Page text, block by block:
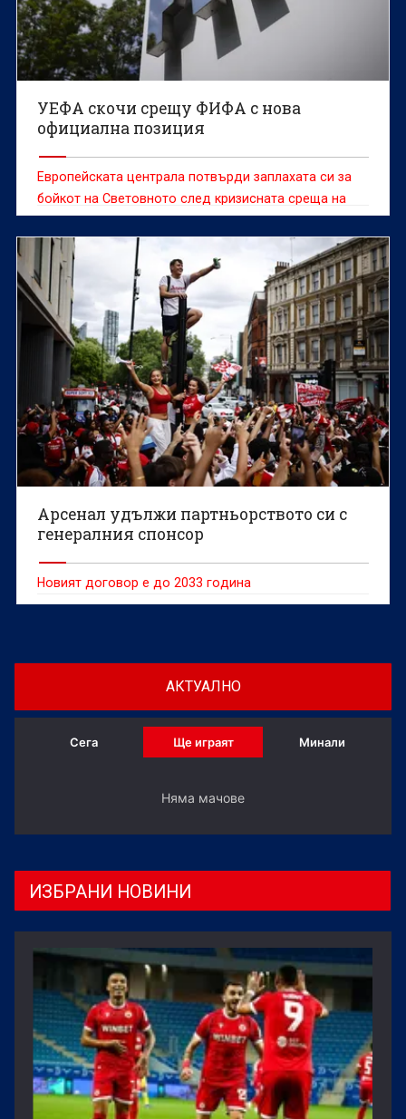
УЕФА скочи срещу ФИФА с нова
официална позиция
Европейската централа потвърди заплахата си за
бойкот на Световното след кризисната среща на
Инфантино
Арсенал удължи партньорството си с
генералния спонсор
Новият договор е до 2033 година
АКТУАЛНО
Сега Ще играят Минали
Няма мачове
ИЗБРАНИ НОВИНИ